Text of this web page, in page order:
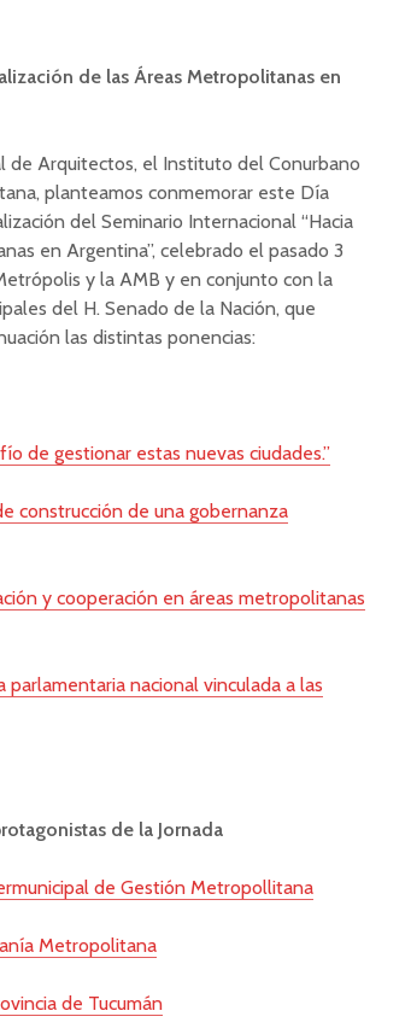
de las Áreas Metropolitanas en
de Arquitectos, el Instituto del Conurbano
planteamos conmemorar este Día
del Seminario Internacional “Hacia
en Argentina”, celebrado el pasado 3
y la AMB y en conjunto con la
del H. Senado de la Nación, que
las distintas ponencias:
de gestionar estas nuevas ciudades.”
construcción de una gobernanza
y cooperación en áreas metropolitanas
parlamentaria nacional vinculada a las
de la Jornada
de Gestión Metropollitana
Metropolitana
de Tucumán